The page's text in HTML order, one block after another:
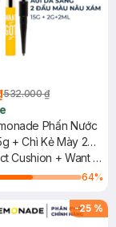
532.000 ₫
Phấn Nước
+ Chì Kẻ Mày 2
Xám 2g+2ml
Cushion + Want It
#03 Gray
64%
-25 %